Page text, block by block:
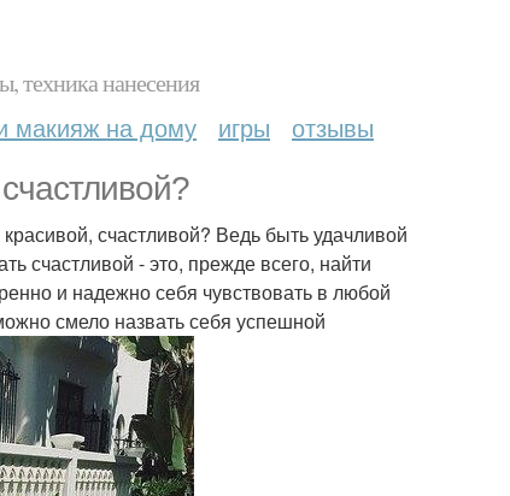
техника нанесения
макияж на дому игры отзывы
счастливой? Ведь быть удачливой
счастливой - это, прежде всего, найти
и надежно себя чувствовать в любой
смело назвать себя успешной